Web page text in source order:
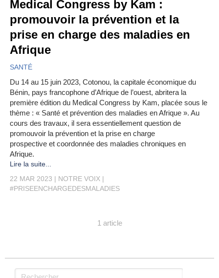
Medical Congress by Kam :
promouvoir la prévention et la
prise en charge des maladies en
Afrique
SANTÉ
Du 14 au 15 juin 2023, Cotonou, la capitale économique du
Bénin, pays francophone d’Afrique de l’ouest, abritera la
première édition du Medical Congress by Kam, placée sous le
thème : « Santé et prévention des maladies en Afrique ». Au
cours des travaux, il sera essentiellement question de
promouvoir la prévention et la prise en charge
prospective et coordonnée des maladies chroniques en
Afrique.
Lire la suite...
22 MAR 2023
NOTRE VOIX
#PRISEENCHARGEDESMALADIES
1 article
Rechercher